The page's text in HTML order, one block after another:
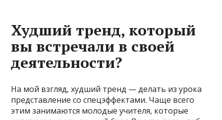
Худший тренд, который
вы встречали в своей
деятельности?
На мой взгляд, худший тренд — делать из урока
представление со спецэффектами. Чаще всего
этим занимаются молодые учителя, которые